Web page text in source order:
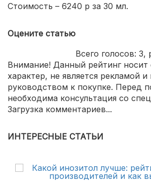
Стоимость – 6240 р за 30 мл.
Оцените статью
Всего голосов: 3,
Внимание! Данный рейтинг носит
характер, не является рекламой
руководством к покупке. Перед
необходима консультация со
Загрузка комментариев...
ИНТЕРЕСНЫЕ СТАТЬИ